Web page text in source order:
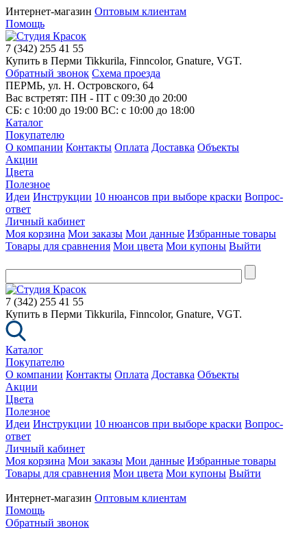
Интернет-магазин Оптовым клиентам
Помощь
7 (342) 255 41 55
Купить в Перми Tikkurila, Finncolor, Gnature, VGT.
Обратный звонок Схема проезда
ПЕРМЬ, ул. Н. Островского, 64
Вас встретят: ПН - ПТ с 09:30 до 20:00
СБ: с 10:00 до 19:00 ВС: с 10:00 до 18:00
Каталог
Покупателю
О компании Контакты Оплата Доставка Объекты
Акции
Цвета
Полезное
Идеи Инструкции 10 нюансов при выборе краски Вопрос-
ответ
Личный кабинет
Моя корзина Мои заказы Мои данные Избранные товары
Товары для сравнения Мои цвета Мои купоны Выйти
7 (342) 255 41 55
Купить в Перми Tikkurila, Finncolor, Gnature, VGT.
Каталог
Покупателю
О компании Контакты Оплата Доставка Объекты
Акции
Цвета
Полезное
Идеи Инструкции 10 нюансов при выборе краски Вопрос-
ответ
Личный кабинет
Моя корзина Мои заказы Мои данные Избранные товары
Товары для сравнения Мои цвета Мои купоны Выйти
Интернет-магазин Оптовым клиентам
Помощь
Обратный звонок